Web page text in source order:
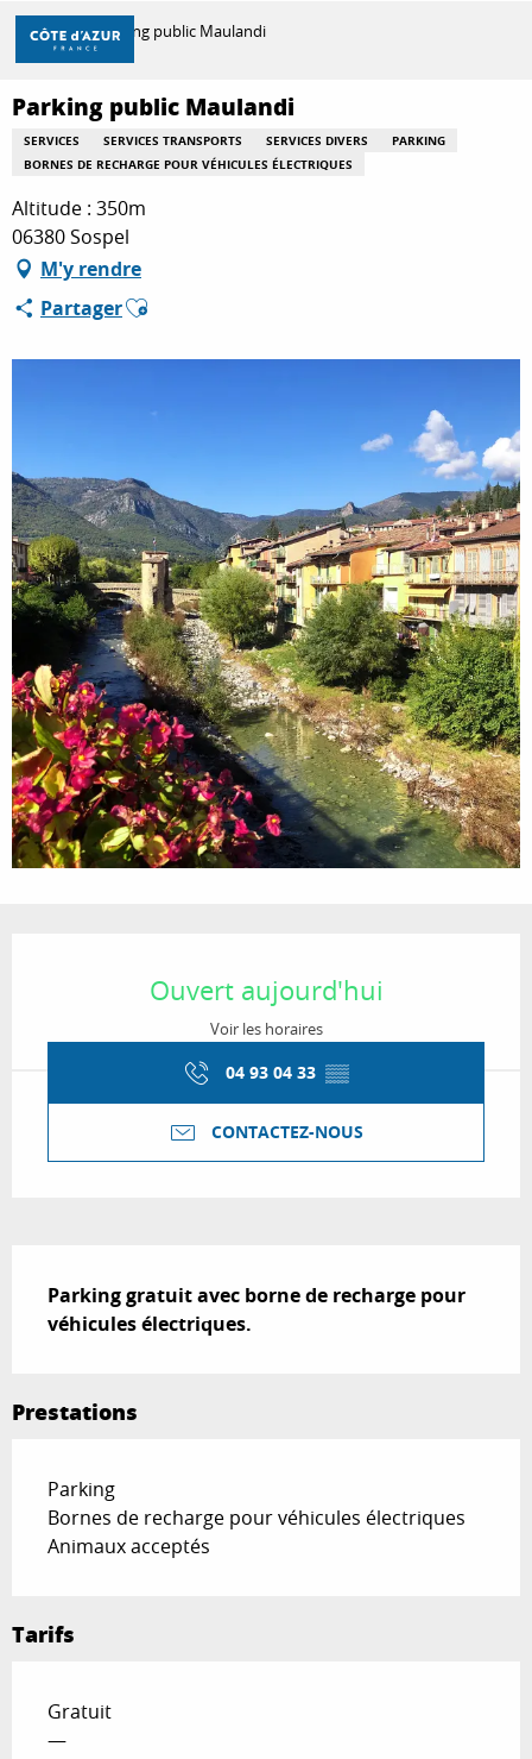
Aller
contenu
principal
DÉCOUVRIR
À FAIRE
SÉJOURNER
Accueil Parking public Maulandi
Parking public Maulandi
SERVICES SERVICES TRANSPORTS SERVICES DIVERS
PARKING
BORNES DE RECHARGE POUR VÉHICULES ÉLECTRIQUES
Altitude : 350m
06380 Sospel
M'y rendre
PartagerAjouter aux favoris
Ouvert aujourd'hui
Voir les horaires
04 93 04 33 ▒▒
CONTACTEZ-NOUS
Parking gratuit avec borne de recharge pour
véhicules électriques.
Prestations
Parking
Bornes de recharge pour véhicules électriques
Animaux acceptés
Tarifs
Gratuit
—